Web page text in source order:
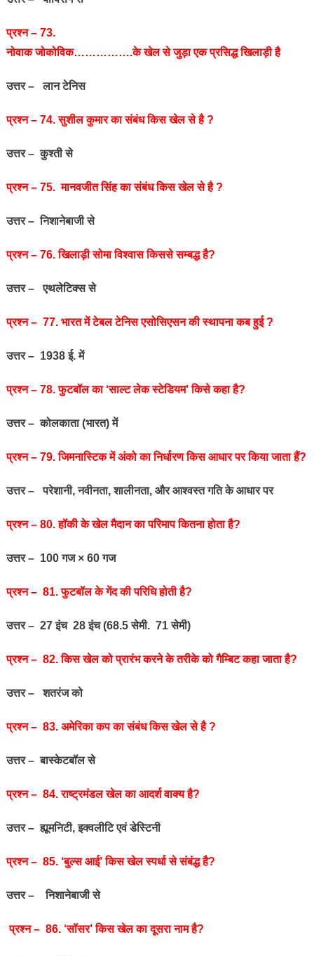
प्रश्‍न – 73.
नोवाक जोकोविक…………….के खेल से जुड़ा एक प्रसिद्ध खिलाड़ी है
उत्तर – लान टेनिस
प्रश्‍न – 74. सुशील कुमार का संबंध किस खेल से है ?
उत्तर – कुश्ती से
प्रश्‍न – 75. मानवजीत सिंह का संबंध किस खेल से है ?
उत्तर – निशानेबाजी से
प्रश्‍न – 76. खिलाड़ी सोमा विश्वास किससे सम्बद्ध है?
उत्तर – एथलेटिक्स से
प्रश्‍न – 77. भारत में टेबल टेनिस एसोसिएसन की स्थापना कब हुई ?
उत्तर – 1938 ई. में
प्रश्‍न – 78. फुटबॉल का ‘साल्ट लेक स्टेडियम’ किसे कहा है?
उत्तर – कोलकाता (भारत) में
प्रश्‍न – 79. जिमनास्टिक में अंको का निर्धारण किस आधार पर किया जाता हैं?
उत्तर – परेशानी, नवीनता, शालीनता, और आश्वस्त गति के आधार पर
प्रश्‍न – 80. हॉकी के खेल मैदान का परिमाप कितना होता है?
उत्तर – 100 गज × 60 गज
प्रश्‍न – 81. फुटबॉल के गेंद की परिधि होती है?
उत्तर – 27 इंच 28 इंच (68.5 सेमी. 71 सेमी)
प्रश्‍न – 82. किस खेल को प्रारंभ करने के तरीके को गैम्बिट कहा जाता है?
उत्तर – शतरंज को
प्रश्‍न – 83. अमेरिका कप का संबंध किस खेल से है ?
उत्तर – बास्केटबॉल से
प्रश्‍न – 84. राष्ट्रमंडल खेल का आदर्श वाक्य है?
उत्तर – ह्यूमनिटी, इक्वलीटि एवं डेस्टिनी
प्रश्‍न – 85. ‘बुल्स आई’ किस खेल स्पर्धा से संबंद्ध है?
उत्तर – निशानेबाजी से
प्रश्‍न – 86. ‘सॉसर’ किस खेल का दूसरा नाम है?